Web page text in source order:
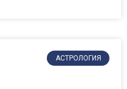
АСТРОЛОГИЯ